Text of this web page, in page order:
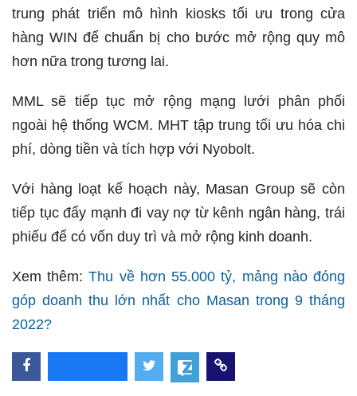
trung phát triển mô hình kiosks tối ưu trong cửa
hàng WIN để chuẩn bị cho bước mở rộng quy mô
hơn nữa trong tương lai.
MML sẽ tiếp tục mở rộng mạng lưới phân phối
ngoài hệ thống WCM. MHT tập trung tối ưu hóa chi
phí, dòng tiền và tích hợp với Nyobolt.
Với hàng loạt kế hoạch này, Masan Group sẽ còn
tiếp tục đẩy mạnh đi vay nợ từ kênh ngân hàng, trái
phiếu để có vốn duy trì và mở rộng kinh doanh.
Xem thêm:Thu về hơn 55.000 tỷ, mảng nào đóng
góp doanh thu lớn nhất cho Masan trong 9 tháng
2022?